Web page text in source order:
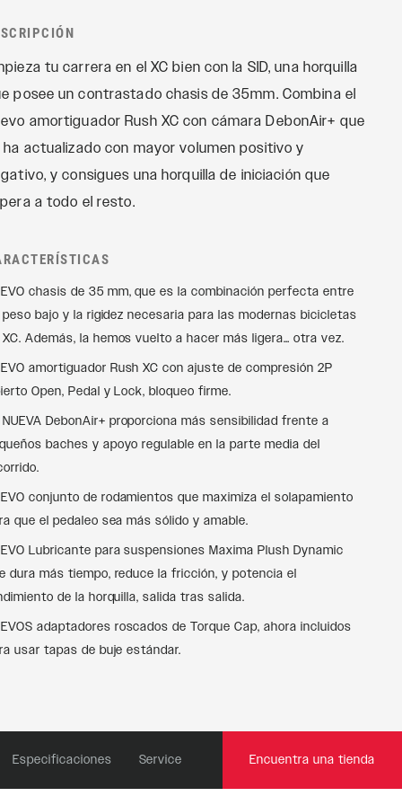
Sektor
OneLoc
TwistLoc
tu carrera en el XC bien con la SID, una horquilla
posee un contrastado chasis de 35mm. Combina el
amortiguador Rush XC con cámara DebonAir+ que
ha actualizado con mayor volumen positivo y
y consigues una horquilla de iniciación que
a todo el resto.
chasis de 35 mm, que es la combinación perfecta entre
bajo y la rigidez necesaria para las modernas bicicletas
Además, la hemos vuelto a hacer más ligera… otra vez.
amortiguador Rush XC con ajuste de compresión 2P
Open, Pedal y Lock, bloqueo firme.
DebonAir+ proporciona más sensibilidad frente a
baches y apoyo regulable en la parte media del
conjunto de rodamientos que maximiza el solapamiento
que el pedaleo sea más sólido y amable.
Lubricante para suspensiones Maxima Plush Dynamic
dura más tiempo, reduce la fricción, y potencia el
de la horquilla, salida tras salida.
adaptadores roscados de Torque Cap, ahora incluidos
usar tapas de buje estándar.
Especificaciones Service Encuentra una tienda